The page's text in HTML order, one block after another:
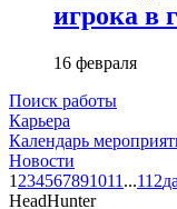
игрока в
16 февраля
Поиск работы
Карьера
Календарь
Новости
1 234567891011 ...112
HeadHunter